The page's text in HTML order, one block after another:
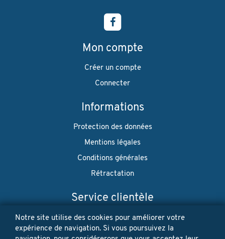
Mon compte
Créer un compte
Connecter
Informations
Protection des données
Mentions légales
Conditions générales
Rétractation
Service clientèle
Envoi
Notre site utilise des cookies pour améliorer votre
expérience de navigation. Si vous poursuivez la